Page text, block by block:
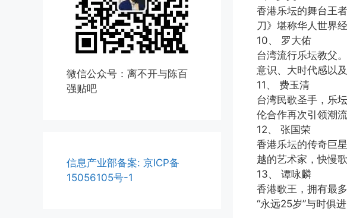
香港乐坛的舞台王
刀》堪称华人世界经
10、 罗大佑
台湾流行乐坛教父
意识、大时代感以
11、 费玉清
台湾民歌圣手，乐
伦合作再次引领潮流
12、 张国荣
香港乐坛的传奇巨
越的艺术家，快慢
13、 谭咏麟
香港歌王，拥有最
“永远25岁”与时俱
微信公众号：离不开与陈百
强贴吧
信息产业部备案: 京ICP备
15056105号-1